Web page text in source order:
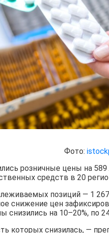
Фото:
розничные цены на
средств в 20
позиций — 1
снижение цен
снизились на 10–20%, по
которых снизилась, —